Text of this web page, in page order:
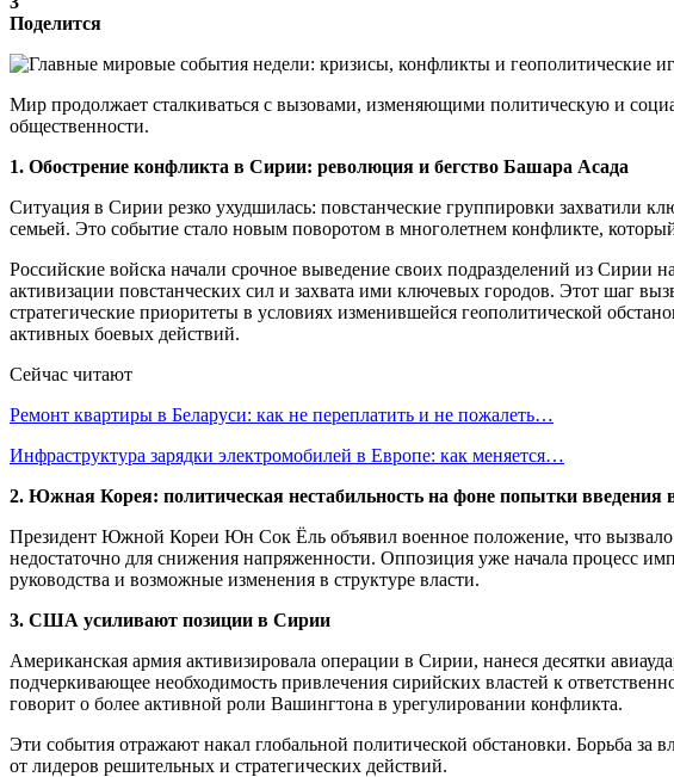
Поделится
Мир продолжает сталкиваться с вызовами, изменяющими политическую и
общественности.
1. Обострение конфликта в Сирии: революция и бегство Башара Асада
Ситуация в Сирии резко ухудшилась: повстанческие группировки захватили
семьей. Это событие стало новым поворотом в многолетнем конфликте,
Российские войска начали срочное выведение своих подразделений из
активизации повстанческих сил и захвата ими ключевых городов. Этот шаг
стратегические приоритеты в условиях изменившейся геополитической
активных боевых действий.
Сейчас читают
Ремонт квартиры в Беларуси: как не переплатить и не пожалеть…
Инфраструктура зарядки электромобилей в Европе: как меняется…
2. Южная Корея: политическая нестабильность на фоне попытки введения
Президент Южной Кореи Юн Сок Ёль объявил военное положение, что вызвало
недостаточно для снижения напряженности. Оппозиция уже начала процесс
руководства и возможные изменения в структуре власти.
3. США усиливают позиции в Сирии
Американская армия активизировала операции в Сирии, нанеся десятки
подчеркивающее необходимость привлечения сирийских властей к
говорит о более активной роли Вашингтона в урегулировании конфликта.
Эти события отражают накал глобальной политической обстановки. Борьба
от лидеров решительных и стратегических действий.